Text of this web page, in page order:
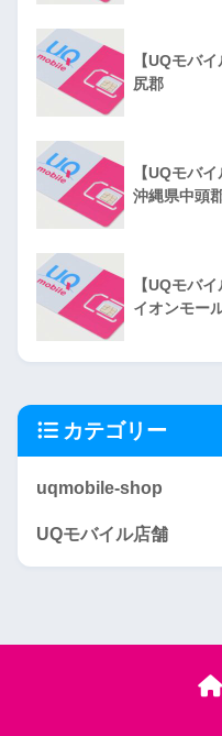
【UQモバ
尻郡
【UQモバ
沖縄県中頭
【UQモバ
イオンモー
カテゴリー
uqmobile-shop
UQモバイル店舗